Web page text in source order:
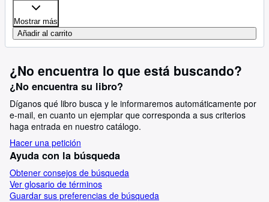
Mostrar más
Añadir al carrito
¿No encuentra lo que está buscando?
¿No encuentra su libro?
Díganos qué libro busca y le informaremos automáticamente por
e-mail, en cuanto un ejemplar que corresponda a sus criterios
haga entrada en nuestro catálogo.
Hacer una petición
Ayuda con la búsqueda
Obtener consejos de búsqueda
Ver glosario de términos
Guardar sus preferencias de búsqueda